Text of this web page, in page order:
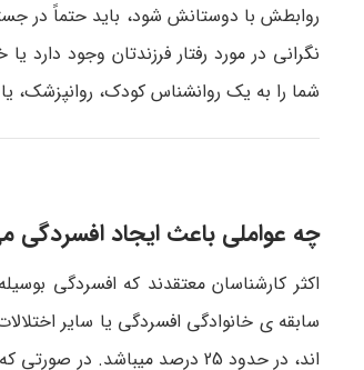
روابطش با دوستانش شود، باید حتماً در
نگرانی در مورد رفتار فرزندتان وجود
شما را به یک روانشناس کودک، روانپزشک،
چه عواملی باعث ایجاد افسردگی
اکثر کارشناسان معتقدند که افسردگی